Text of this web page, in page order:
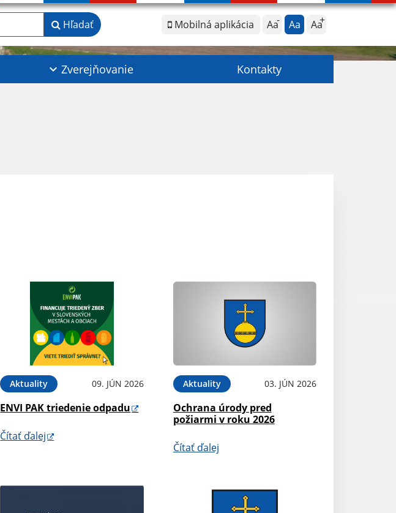
Mobilná aplikácia Aa Aa Aa
Hľadať
Zverejňovanie Kontakty
Aktuality 09. JÚN 2026
ENVI PAK triedenie odpadu
Čítať ďalej
Aktuality 03. JÚN 2026
Ochrana úrody pred
požiarmi v roku 2026
Čítať ďalej